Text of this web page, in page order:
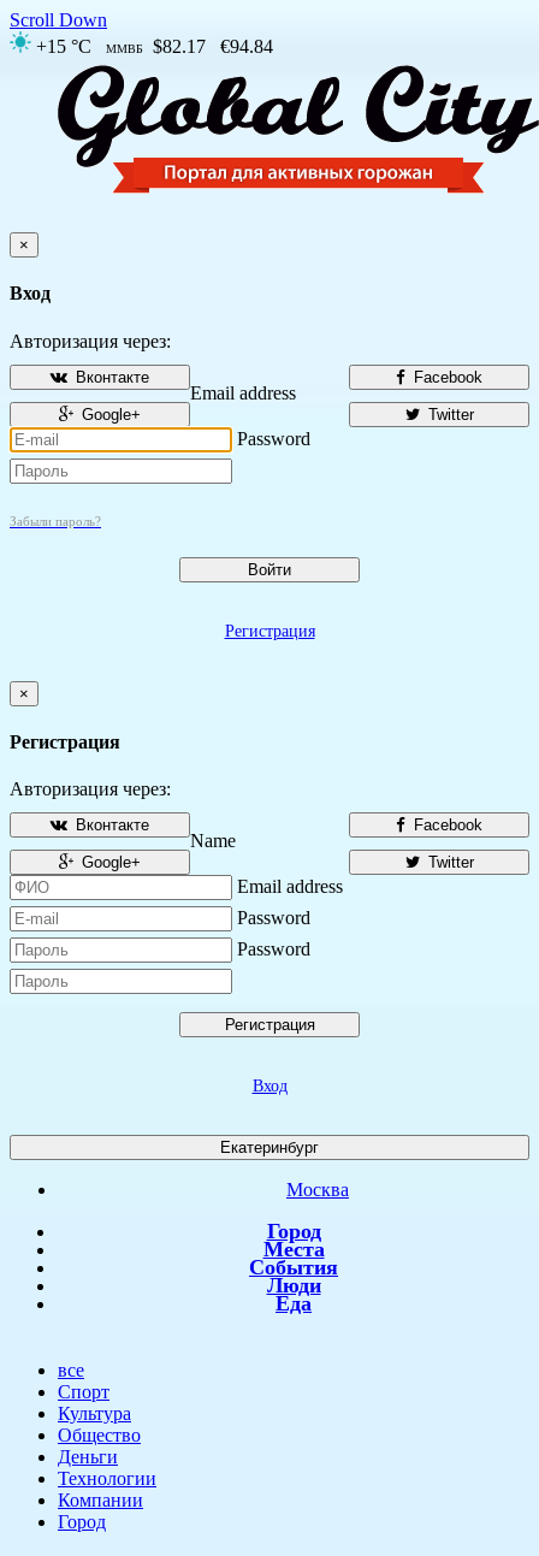
Scroll Down
+15 °C
ММВБ $82.17 €94.84
×
Вход
Авторизация через:
Facebook
Вконтакте
Twitter
Google+
Email address
Password
Забыли пароль?
Войти
Регистрация
×
Регистрация
Авторизация через:
Facebook
Вконтакте
Twitter
Google+
Name
Email address
Password
Password
Регистрация
Вход
Екатеринбург
Москва
Город
Места
События
Люди
Еда
все
Спорт
Культура
Общество
Деньги
Технологии
Компании
Город